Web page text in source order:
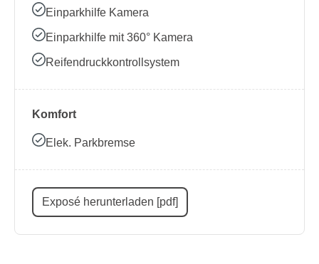
Einparkhilfe Kamera
Einparkhilfe mit 360° Kamera
Reifendruckkontrollsystem
Komfort
Elek. Parkbremse
Exposé herunterladen [pdf]